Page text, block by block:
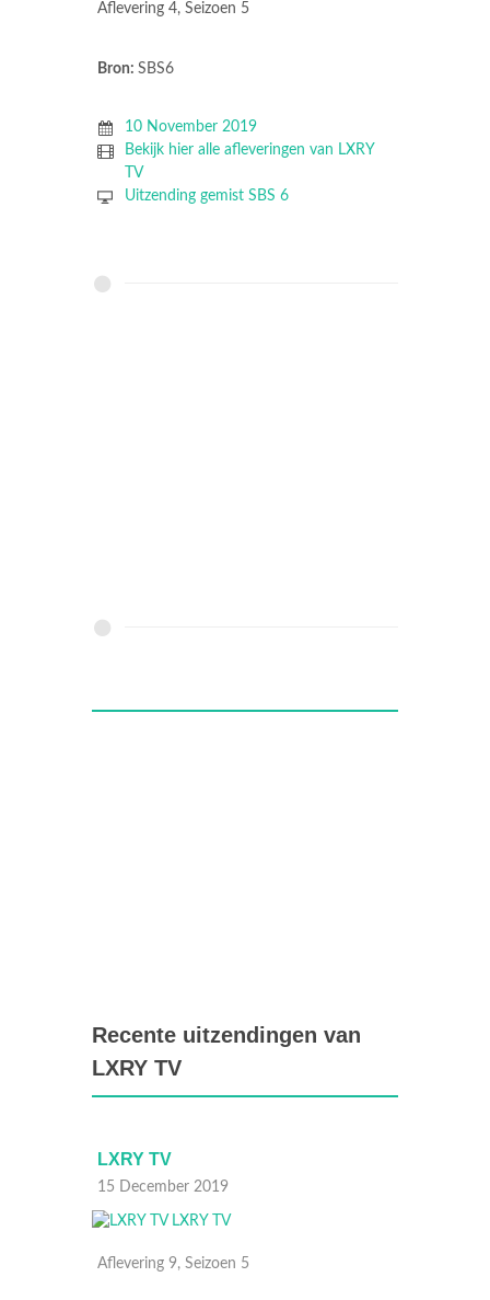
Aflevering 4, Seizoen 5
Bron: SBS6
10 November 2019
Bekijk hier alle afleveringen van LXRY
TV
Uitzending gemist SBS 6
Recente uitzendingen van
LXRY TV
LXRY TV
15 December 2019
Aflevering 9, Seizoen 5